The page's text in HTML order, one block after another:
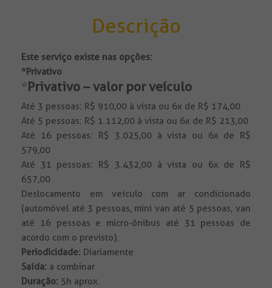
Descrição
Este serviço existe nas opções:
*Privativo
* Privativo – valor por veículo
Até 3 pessoas: R$ 910,00 à vista ou 6x de R$ 174,00
Até 5 pessoas: R$ 1.112,00 à vista ou 6x de R$ 213,00
Até 16 pessoas: R$ 3.025,00 à vista ou 6x de R$
579,00
Até 31 pessoas: R$ 3.432,00 à vista ou 6x de R$
657,00
Deslocamento em veículo com ar condicionado
(automóvel até 3 pessoas, mini van até 5 pessoas, van
até 16 pessoas e micro-ônibus até 31 pessoas de
acordo com o previsto).
Periodicidade: Diariamente
Saída: a combinar
Duração: 5h aprox.